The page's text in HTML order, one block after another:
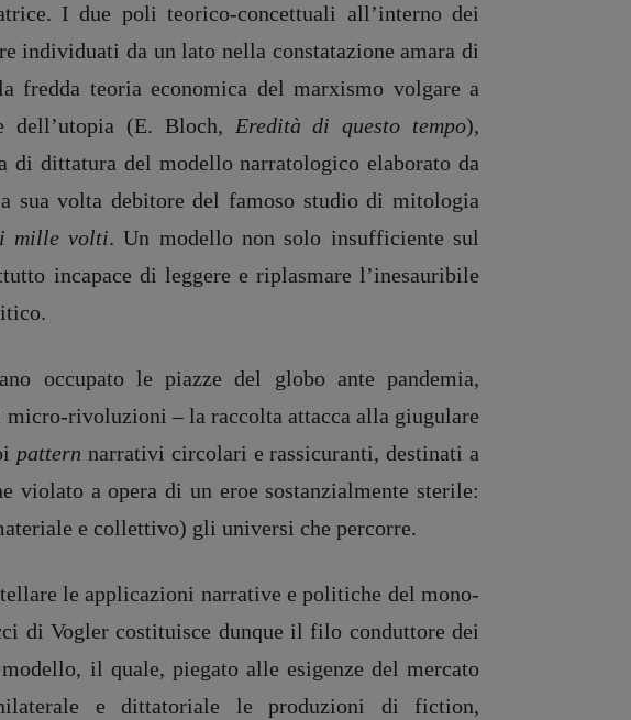
I due poli teorico-concettuali all’interno dei
individuati da un lato nella constatazione amara di
fredda teoria economica del marxismo volgare a
dell’utopia (E. Bloch, Eredità di questo tempo),
di dittatura del modello narratologico elaborato da
sua volta debitore del famoso studio di mitologia
mille volti. Un modello non solo insufficiente sul
incapace di leggere e riplasmare l’inesauribile
occupato le piazze del globo ante pandemia,
micro-rivoluzioni – la raccolta attacca alla giugulare
pattern narrativi circolari e rassicuranti, destinati a
violato a opera di un eroe sostanzialmente sterile:
e collettivo) gli universi che percorre.
le applicazioni narrative e politiche del mono-
di Vogler costituisce dunque il filo conduttore dei
il quale, piegato alle esigenze del mercato
e dittatoriale le produzioni di fiction,